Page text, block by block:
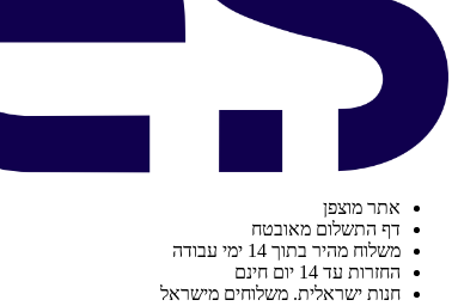
אתר מוצפן
דף התשלום מאובטח
משלוח מהיר בתוך 14 ימי עבודה
החזרות עד 14 יום חינם
חנות ישראלית. משלוחים מישראל